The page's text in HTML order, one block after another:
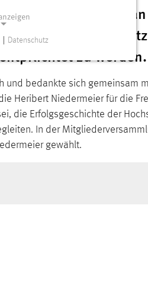
und von Anfang
hat er den
zu werden.
und bedankte sich gemeinsam
Heribert Niedermeier für die
die Erfolgsgeschichte der
In der
gewählt.
einwandfreie Funktion der
Datenschutz